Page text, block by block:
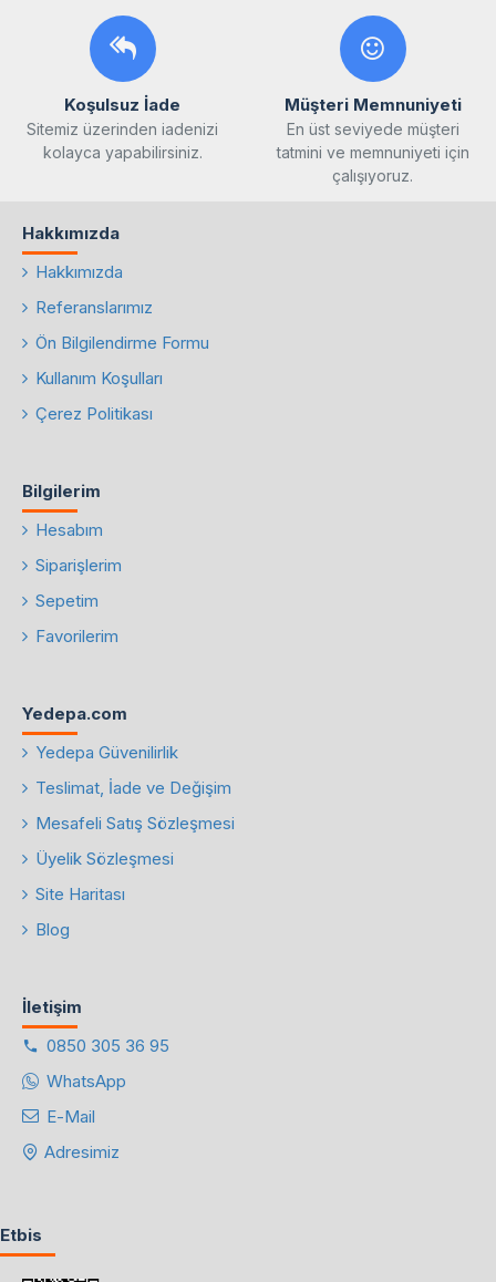
Koşulsuz İade
Sitemiz üzerinden iadenizi
kolayca yapabilirsiniz.
Müşteri Memnuniyeti
En üst seviyede müşteri
tatmini ve memnuniyeti için
çalışıyoruz.
Hakkımızda
Hakkımızda
Referanslarımız
Ön Bilgilendirme Formu
Kullanım Koşulları
Çerez Politikası
Bilgilerim
Hesabım
Siparişlerim
Sepetim
Favorilerim
Yedepa.com
Yedepa Güvenilirlik
Teslimat, İade ve Değişim
Mesafeli Satış Sözleşmesi
Üyelik Sözleşmesi
Site Haritası
Blog
İletişim
0850 305 36 95
WhatsApp
E-Mail
Adresimiz
Etbis